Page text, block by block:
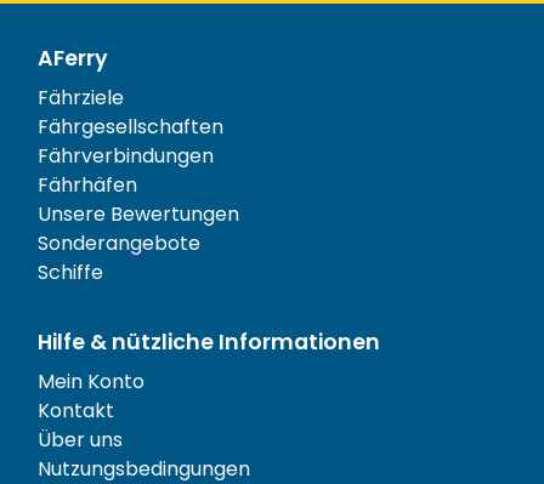
AFerry
Fährziele
Fährgesellschaften
Fährverbindungen
Fährhäfen
Unsere Bewertungen
Sonderangebote
Schiffe
Hilfe & nützliche Informationen
Mein Konto
Kontakt
Über uns
Nutzungsbedingungen